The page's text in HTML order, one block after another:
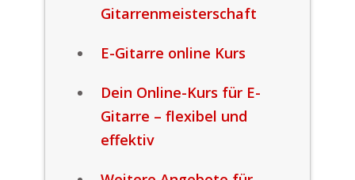
Gitarrenmeisterschaft
E-Gitarre online Kurs
Dein Online-Kurs für E-
Gitarre – flexibel und
effektiv